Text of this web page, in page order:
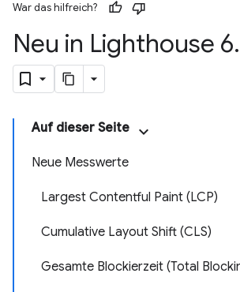
War das hilfreich?
Neu in Lighthouse 6.
Auf dieser Seite
Neue Messwerte
Largest Contentful Paint (LCP)
Cumulative Layout Shift (CLS)
Gesamte Blockierzeit (Total